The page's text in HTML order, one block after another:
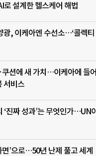
설계한 헬스케어 해법
광, 이케아엔 수선소…‘콜렉티
쿠션에 새 가치…이케아에 들어
서비스
‘진짜 성과’는 무엇인가…UN이
면’으로…50년 난제 풀고 세계